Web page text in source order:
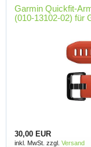
Garmin Quickfit-
(010-13102-02) für
30,00 EUR
inkl. MwSt. zzgl. Versand